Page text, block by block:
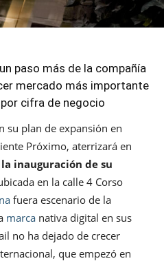
paso más de la compañía
mercado más importante
cifra de negocio
su plan de expansión en
Próximo, aterrizará en
la inauguración de su
en la calle 4 Corso
fuera escenario de la
marca nativa digital en sus
no ha dejado de crecer
que empezó en